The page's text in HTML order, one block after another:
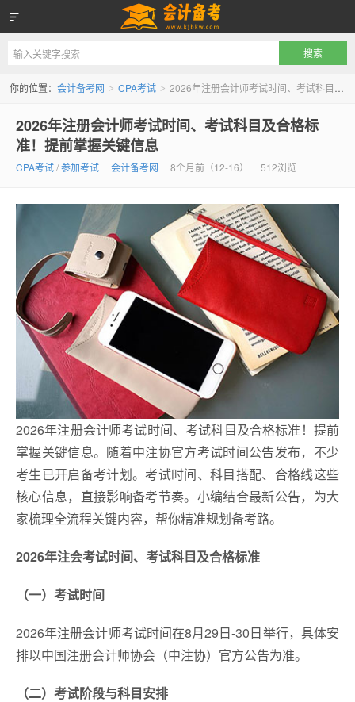
会计备考网
你的位置： 会计备考网 > CPA考试 > 2026年注册会计师考试时间、考试科目及合格标准！提前掌握关键信息
2026年注册会计师考试时间、考试科目及合格标
准！提前掌握关键信息
CPA考试/参加考试 会计备考网 8个月前（12-16） 512浏览
2026年注册会计师考试时间、考试科目及合格标准！提前
掌握关键信息。随着中注协官方考试时间公告发布，不少
考生已开启备考计划。考试时间、科目搭配、合格线这些
核心信息，直接影响备考节奏。小编结合最新公告，为大
家梳理全流程关键内容，帮你精准规划备考路。
2026年注会考试时间、考试科目及合格标准
（一）考试时间
2026年注册会计师考试时间在‌8月29日-30日举行，具体安
排以中国注册会计师协会（中注协）官方公告为准。
（二）考试阶段与科目安排